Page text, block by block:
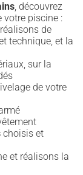
, découvrez
votre piscine :
de
technique, et la
sur la
de votre
choisis et
et réalisons la